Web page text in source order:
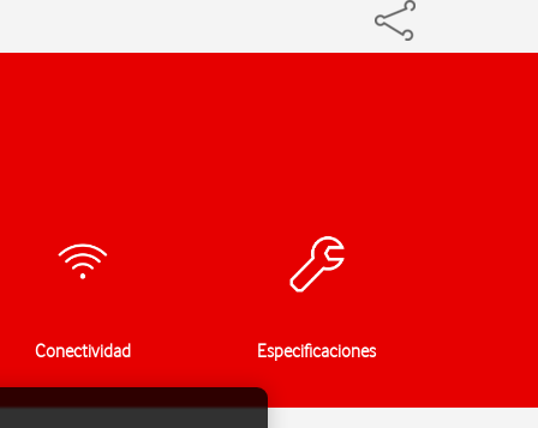
Conectividad Especificaciones